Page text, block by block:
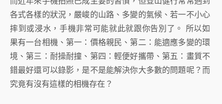
各式各樣的狀況，嚴峻的山路、多變的氣候、若一不小心
摔到或浸水，手機非常可能就此就跟你告別了。 所以如
果有一台相機、第一：價格親民、第二：能適應多變的環
境、第三：耐操耐撞、第四：輕便好攜帶、第五：畫質不
錯最好還可以錄影，是不是能解決你大多數的問題呢？而
究竟有沒有這樣的相機存在？